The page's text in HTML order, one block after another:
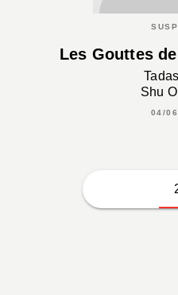
Les Gouttes
Shu
04/